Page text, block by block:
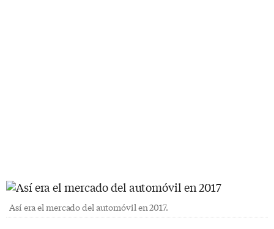
Así era el mercado del automóvil en 2017.